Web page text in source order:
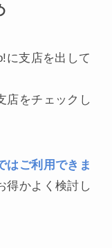
に支店を出して
店をチェックし
はご利用できま
得かよく検討し